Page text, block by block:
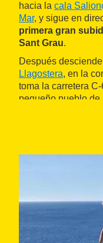
hacia la cala
Mar, y sigue en
primera gran
Sant Grau.
Después
Llagostera, en la
toma la carretera
pequeño pueblo
, aunque
Para volver, hay
sur por la
localidad de Platja
de Guíxols
hasta